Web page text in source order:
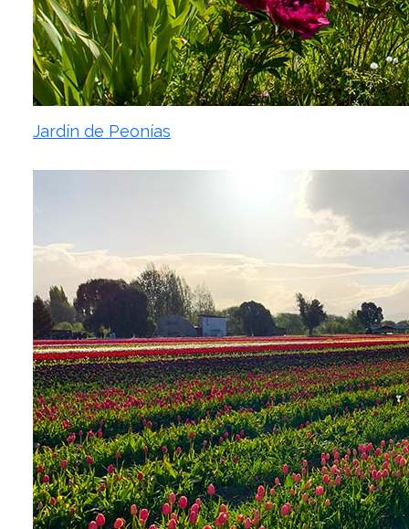
Jardín de Peonías